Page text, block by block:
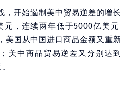
，开始遏制美中贸易逆差的增
元，连续两年低于5000亿美
国从中国进口商品金额又重
美中商品贸易逆差又分别达